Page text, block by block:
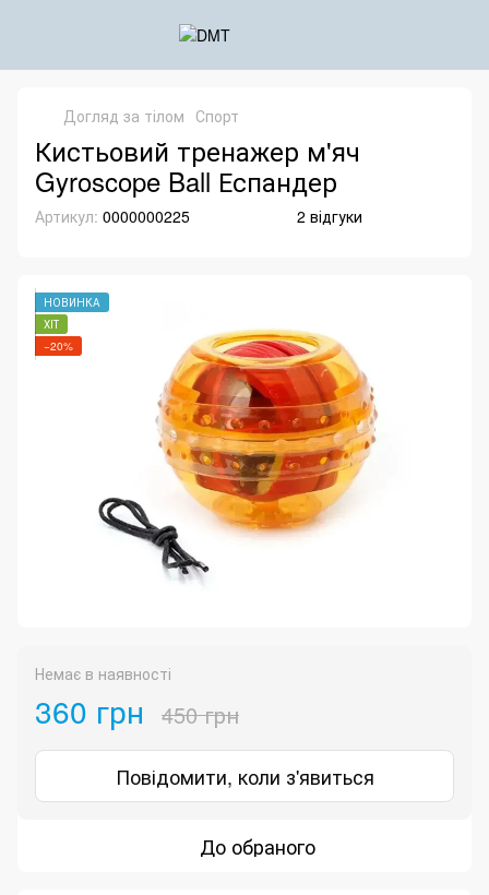
Догляд за тілом Спорт
Кистьовий тренажер м'яч
Gyroscope Ball Еспандер
Артикул: 0000000225 2 відгуки
НОВИНКА
ХІТ
−20%
Немає в наявності
360 грн 450 грн
Повідомити, коли з'явиться
До обраного